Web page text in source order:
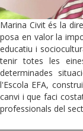
Marina Civit és la
posa en valor la
educatiu i
tenir totes les
determinades
l'Escola EFA,
canvi i que faci
professionals del